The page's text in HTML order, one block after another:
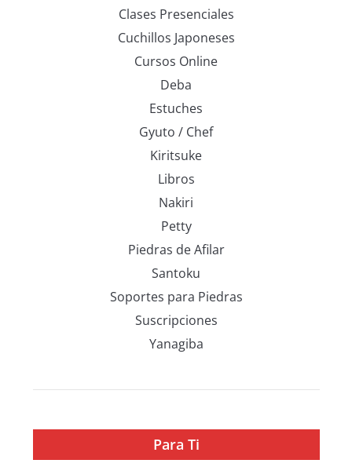
Clases Presenciales
Cuchillos Japoneses
Cursos Online
Deba
Estuches
Gyuto / Chef
Kiritsuke
Libros
Nakiri
Petty
Piedras de Afilar
Santoku
Soportes para Piedras
Suscripciones
Yanagiba
Para Ti